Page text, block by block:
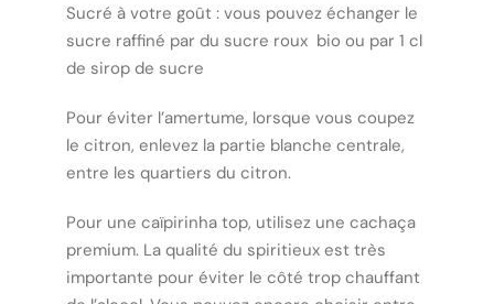
Sucré à votre goût : vous pouvez échanger le
sucre raffiné par du sucre roux bio ou par 1 cl
de sirop de sucre
Pour éviter l’amertume, lorsque vous coupez
le citron, enlevez la partie blanche centrale,
entre les quartiers du citron.
Pour une caïpirinha top, utilisez une cachaça
premium. La qualité du spiritieux est très
importante pour éviter le côté trop chauffant